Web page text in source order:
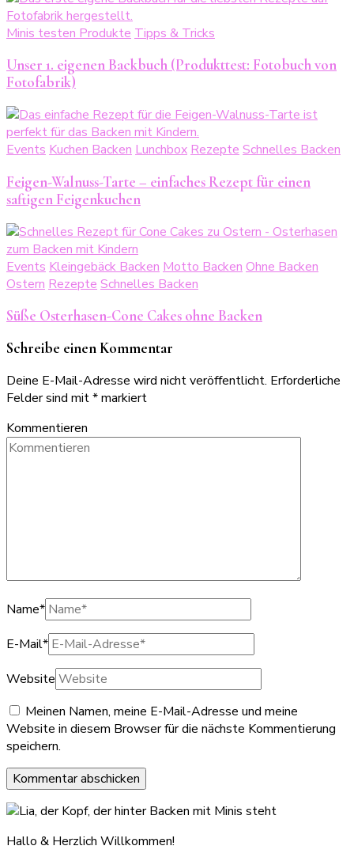
Minis testen Produkte Tipps & Tricks
Unser 1. eigenen Backbuch (Produkttest: Fotobuch von
Fotofabrik)
Events Kuchen Backen Lunchbox Rezepte Schnelles Backen
Feigen-Walnuss-Tarte – einfaches Rezept für einen
saftigen Feigenkuchen
Events Kleingebäck Backen Motto Backen Ohne Backen
Ostern Rezepte Schnelles Backen
Süße Osterhasen-Cone Cakes ohne Backen
Schreibe einen Kommentar
Deine E-Mail-Adresse wird nicht veröffentlicht. Erforderliche
Felder sind mit*markiert
Kommentieren
Name*
E-Mail*
Website
Meinen Namen, meine E-Mail-Adresse und meine
Website in diesem Browser für die nächste Kommentierung
speichern.
Hallo & Herzlich Willkommen!